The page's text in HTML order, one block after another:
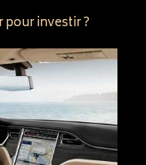
pour investir ?